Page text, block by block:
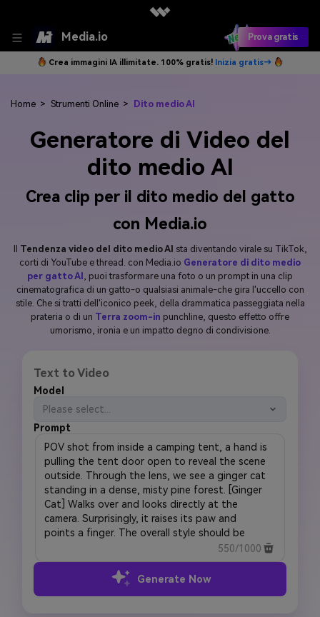
Media.io Prova gratis
Crea immagini IA illimitate. 100% gratis! Inizia gratis→
Home > Strumenti Online > Dito medio AI
Generatore di Video del
dito medio AI
Crea clip per il dito medio del gatto
con Media.io
Tendenza video del dito medio AI sta diventando virale su TikTok,
corti di YouTube e thread. con Media.io Generatore di dito medio
per gatto AI
, puoi trasformare una foto o un prompt in una clip
cinematografica di un gatto-o qualsiasi animale-che gira l'uccello con
stile. Che si tratti dell'iconico peek, della drammatica passeggiata nella
prateria o di un Terra zoom-in punchline, questo effetto offre
umorismo, ironia e un impatto degno di condivisione.
Text to Video
Model
Please select...
Prompt
550/1000
Generate Now